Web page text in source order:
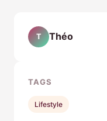
T Théo
TAGS
Lifestyle